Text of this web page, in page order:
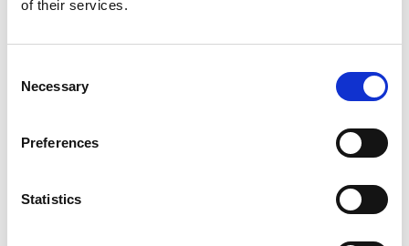
of their services.
Selection
Necessary
Preferences
Statistics